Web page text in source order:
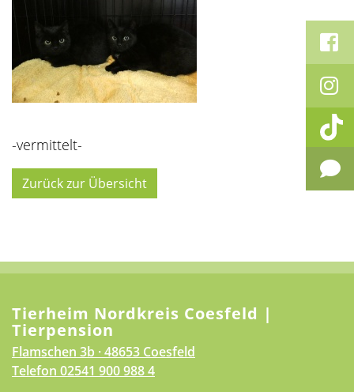
-vermittelt-
Zurück zur Übersicht
Tierheim Nordkreis Coesfeld |
Tierpension
Flamschen 3b · 48653 Coesfeld
Telefon 02541 900 988 4